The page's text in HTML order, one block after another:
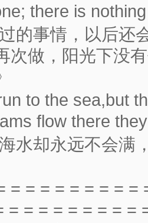
there is
的事情，以后还
次做，阳光下没
to the sea,but
flow there
水却永远不会满
= = = = = = = = =
= = = = = = = = =